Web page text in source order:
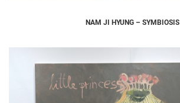
NAM JI HYUNG – SYMBIOSIS